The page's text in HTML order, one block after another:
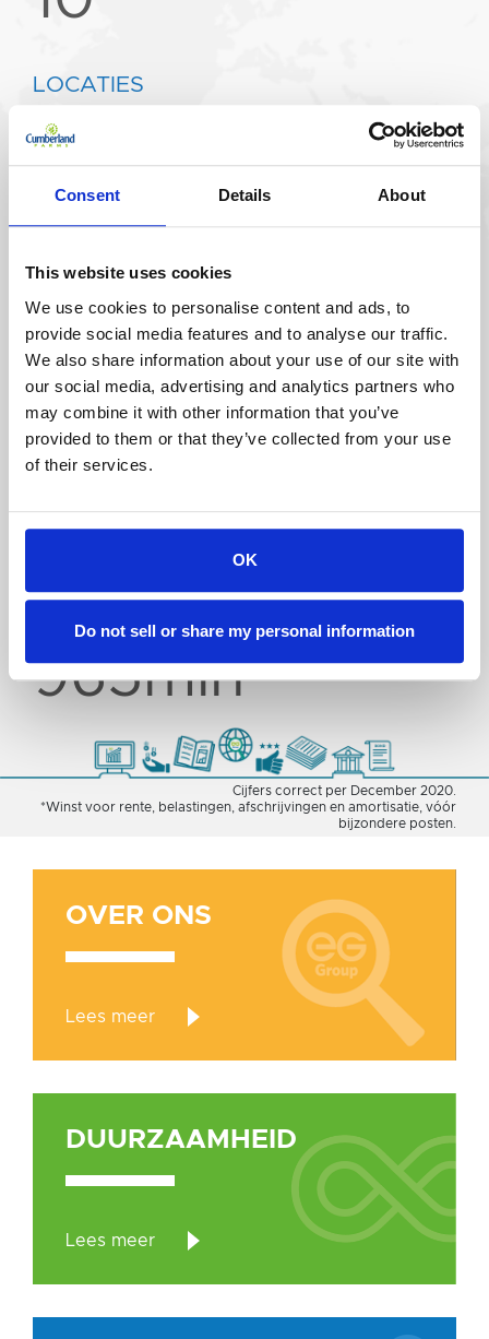
Consent Details About
This website uses cookies
We use cookies to personalise content and ads, to
provide social media features and to analyse our traffic.
We also share information about your use of our site with
our social media, advertising and analytics partners who
may combine it with other information that you’ve
provided to them or that they’ve collected from your use
of their services.
OK
Do not sell or share my personal information
LOCATIES
6,000
WERKNEMERS
44,771
2020 OPBRENGSTEN
$21mld
$1.4mld
JAARLIJKSE KLANTEN
965mln
Cijfers correct per December 2020.
*Winst voor rente, belastingen, afschrijvingen en amortisatie, vóór
bijzondere posten.
OVER
ONS
OVER ONS
Lees meer
DUURZAAMHEID
DUURZAAMHEID
Lees meer